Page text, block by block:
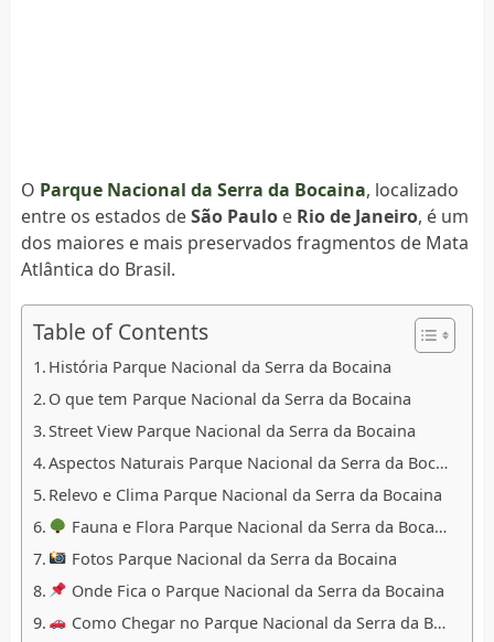
O Parque Nacional da Serra da Bocaina, localizado
entre os estados deSão Pauloe Rio de Janeiro, é um
dos maiores e mais preservados fragmentos de Mata
Atlântica do Brasil.
Table of Contents
História Parque Nacional da Serra da Bocaina
O que tem Parque Nacional da Serra da Bocaina
Street View Parque Nacional da Serra da Bocaina
Aspectos Naturais Parque Nacional da Serra da Bocaina
Relevo e Clima Parque Nacional da Serra da Bocaina
Fauna e Flora Parque Nacional da Serra da Bocaina
Fotos Parque Nacional da Serra da Bocaina
Onde Fica o Parque Nacional da Serra da Bocaina
Como Chegar no Parque Nacional da Serra da Bocaina